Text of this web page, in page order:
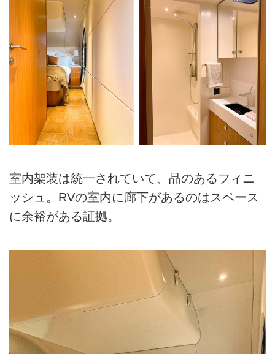
室内架装は統一されていて、品のあるフィニ
ッシュ。RVの室内に廊下があるのはスペース
に余裕がある証拠。